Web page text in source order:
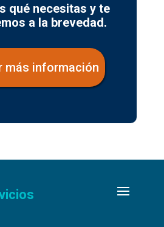
qué necesitas y te
a la brevedad.
más información